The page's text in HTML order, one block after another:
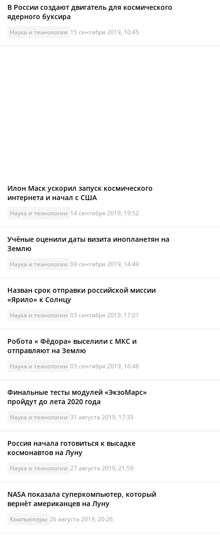
В России создают двигатель для космического
ядерного буксира
Наука и технологии 15 сентября 2019, 10:45
Илон Маск ускорил запуск космического
интернета и начал с США
Наука и технологии 14 сентября 2019, 19:52
Учёные оценили даты визита инопланетян на
Землю
Наука и технологии 09 сентября 2019, 14:49
Назван срок отправки российской миссии
«Ярило» к Солнцу
Наука и технологии 03 сентября 2019, 17:01
Робота « Фёдора» выселили с МКС и
отправляют на Землю
Наука и технологии 03 сентября 2019, 16:48
Финальные тесты модулей «ЭкзоМарс»
пройдут до лета 2020 года
Наука и технологии 31 августа 2019, 17:33
Россия начала готовиться к высадке
космонавтов на Луну
Наука и технологии 27 августа 2019, 21:59
NASA показала суперкомпьютер, который
вернёт американцев на Луну
Компьютеры 26 августа 2019, 20:26